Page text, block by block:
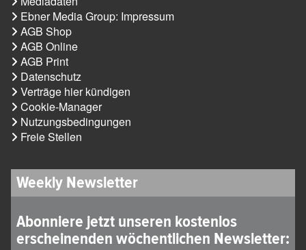
Ebner Media Group: Impressum
AGB Shop
AGB Online
AGB Print
Datenschutz
Verträge hier kündigen
Cookie-Manager
Nutzungsbedingungen
Freie Stellen
Weekly Newsletter
Abonniere jetzt unseren kostenlos
erscheinenden wöchentlichen Newsletter: